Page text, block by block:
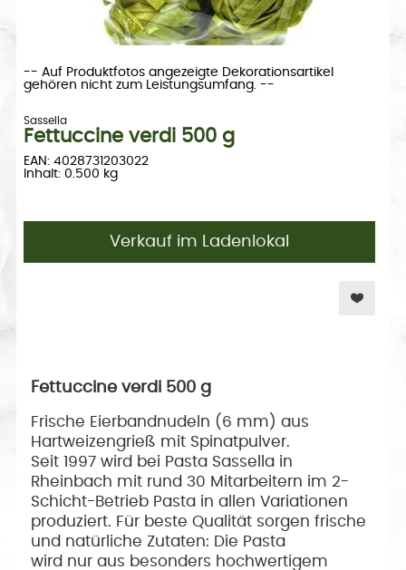
-- Auf Produktfotos angezeigte Dekorationsartikel
gehören nicht zum Leistungsumfang. --
Sassella
Fettuccine verdi 500 g
EAN: 4028731203022
Inhalt: 0.500 kg
Verkauf im Ladenlokal
Fettuccine verdi 500 g
Frische Eierbandnudeln (6 mm) aus
Hartweizengrieß mit Spinatpulver.
Seit 1997 wird bei Pasta Sassella in
Rheinbach mit rund 30 Mitarbeitern im 2-
Schicht-Betrieb Pasta in allen Variationen
produziert. Für beste Qualität sorgen frische
und natürliche Zutaten: Die Pasta
wird nur aus besonders hochwertigem